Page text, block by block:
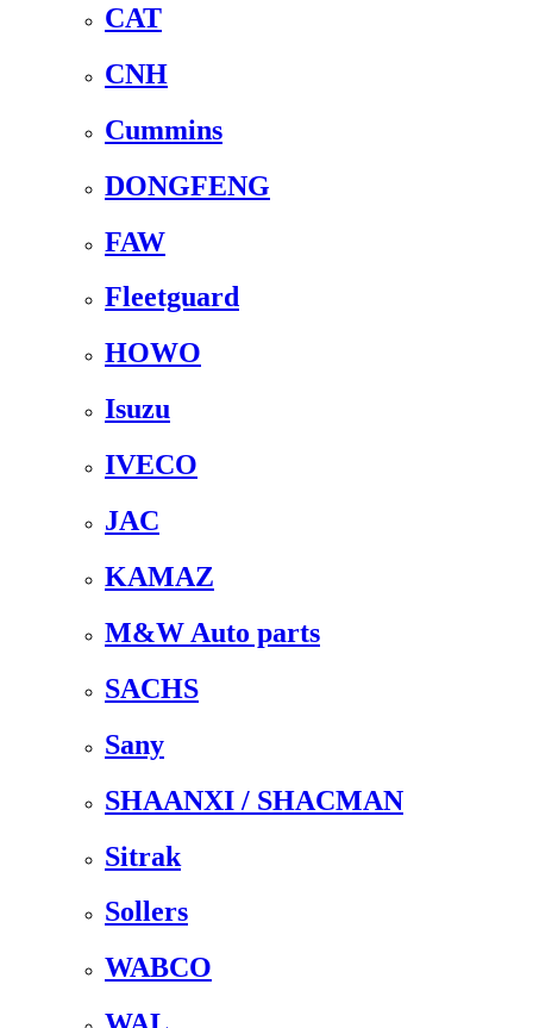
CAT
CNH
Cummins
DONGFENG
FAW
Fleetguard
HOWO
Isuzu
IVECO
JAC
KAMAZ
M&W Auto parts
SACHS
Sany
SHAANXI / SHACMAN
Sitrak
Sollers
WABCO